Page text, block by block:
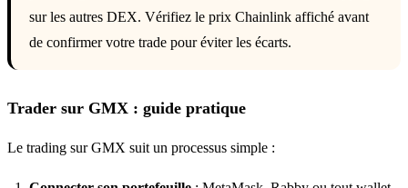
sur les autres DEX. Vérifiez le prix Chainlink affiché avant
de confirmer votre trade pour éviter les écarts.
Trader sur GMX : guide pratique
Le trading sur GMX suit un processus simple :